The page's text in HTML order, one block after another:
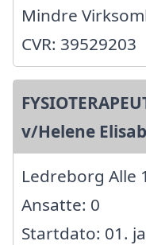
Mindre
CVR: 39529203
v/Helene
Ledreborg Alle
Ansatte: 0
Startdato: 01.